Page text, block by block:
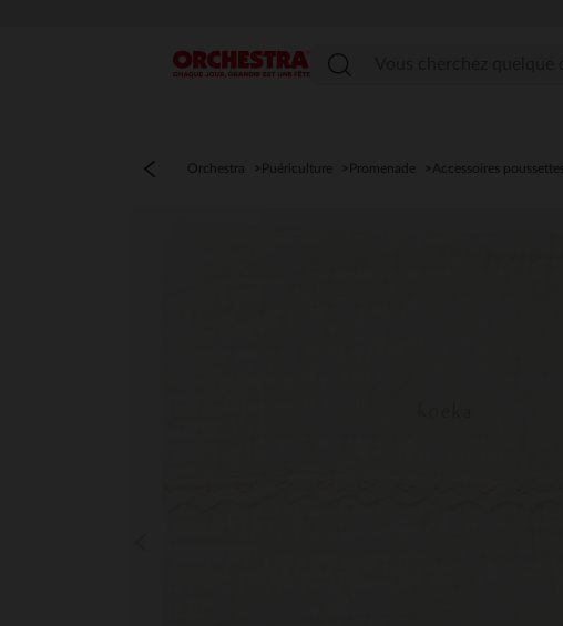
Menu
Orchestra Puériculture Promenade Accessoires poussettes